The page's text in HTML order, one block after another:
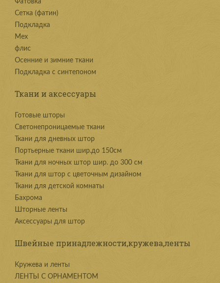
Фатовка
Сетка (фатин)
Подкладка
Мех
флис
Осенние и зимние ткани
Подкладка с синтепоном
Ткани и аксессуары
Готовые шторы
Светонепроницаемые ткани
Ткани для дневных штор
Портьерные ткани шир.до 150см
Ткани для ночных штор шир. до 300 см
Ткани для штор с цветочным дизайном
Ткани для детской комнаты
Бахрома
Шторные ленты
Аксессуары для штор
Швейные принадлежности,кружева,ленты
Kружева и ленты
ЛЕНТЫ С ОРНАМЕНТОМ